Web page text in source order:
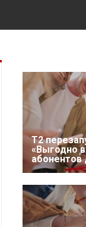
Т2
«Выгодно
абонентов